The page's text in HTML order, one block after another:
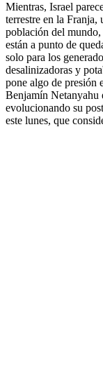
Mientras, Israel
terrestre en la Franja,
población del mundo,
están a punto de
solo para los
desalinizadoras y
pone algo de presión
Benjamín Netanyahu
evolucionando su
este lunes, que